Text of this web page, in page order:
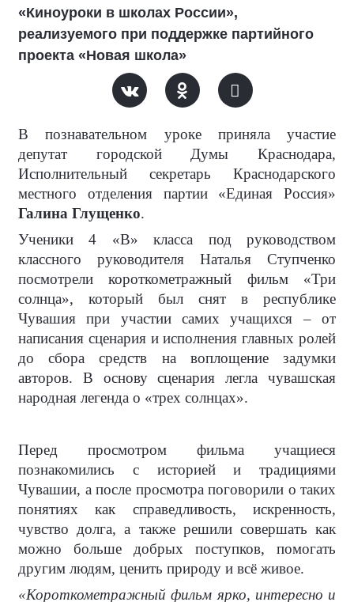
«Киноуроки в школах России»,
реализуемого при поддержке партийного
проекта «Новая школа»
В познавательном уроке приняла участие
депутат городской Думы Краснодара,
Исполнительный секретарь Краснодарского
местного отделения партии «Единая Россия»
Галина Глущенко.
Ученики 4 «В» класса под руководством
классного руководителя Наталья Ступченко
посмотрели короткометражный фильм «Три
солнца», который был снят в республике
Чувашия при участии самих учащихся – от
написания сценария и исполнения главных ролей
до сбора средств на воплощение задумки
авторов. В основу сценария легла чувашская
народная легенда о «трех солнцах».
Перед просмотром фильма учащиеся
познакомились с историей и традициями
Чувашии, а после просмотра поговорили о таких
понятиях как справедливость, искренность,
чувство долга, а также решили совершать как
можно больше добрых поступков, помогать
другим людям, ценить природу и всё живое.
«Короткометражный фильм ярко, интересно и